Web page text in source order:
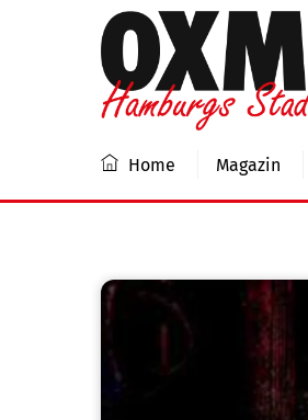
Home Magazin